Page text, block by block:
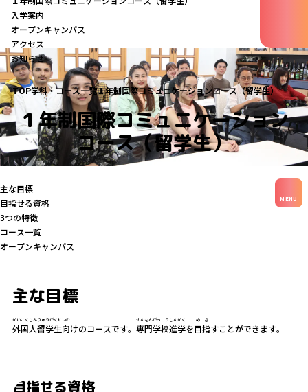
入学案内
オープンキャンパス
アクセス
お知らせ
TOP学科・コース一覧１年制国際コミュニケーションコース（留学生）
１年制国際コミュニケーション
コース（留学生）
MENU
主な目標
目指せる資格
3つの特徴
コース一覧
オープンキャンパス
主な目標
外国人留学生向
がいこくじんりゅうがくせいむ
けのコースです。 専門学校進学
せんもんがっこうしんがく
を目指
めざ
すことができます。
目指せる資格